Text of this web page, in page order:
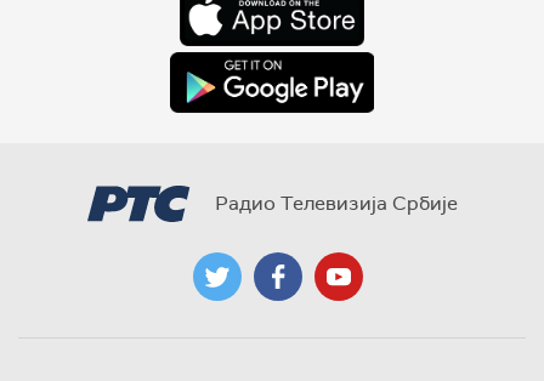
Радио Телевизија Србије